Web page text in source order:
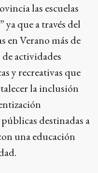
las escuelas
ya que a través del
en Verano más de
actividades
y recreativas que
la inclusión
destinadas a
una educación